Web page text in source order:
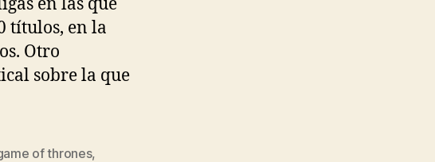
títulos, en la
Otro
sobre la que
of thrones,